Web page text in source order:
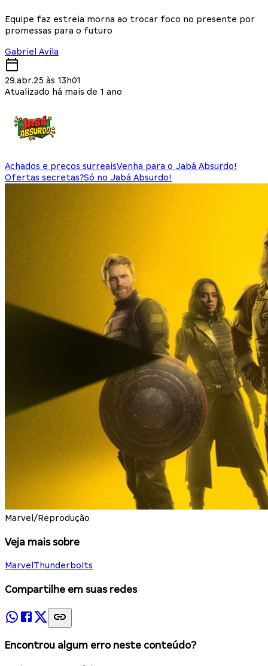
Equipe faz estreia morna ao trocar foco no presente por
promessas para o futuro
Gabriel Avila
29.abr.25 às 13h01
Atualizado há mais de 1 ano
Achados e preços surreaisVenha para o Jabá Absurdo!
Ofertas secretas?Só no Jabá Absurdo!
Marvel/Reprodução
Veja mais sobre
Marvel Thunderbolts
Compartilhe em suas redes
Encontrou algum erro neste conteúdo?